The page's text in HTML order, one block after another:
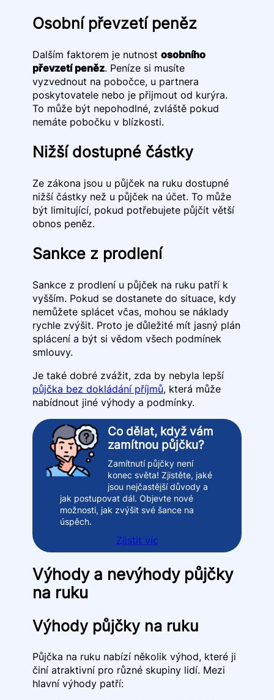
Osobní převzetí peněz
Dalším faktorem je nutnost osobního
převzetí peněz. Peníze si musíte
vyzvednout na pobočce, u partnera
poskytovatele nebo je přijmout od kurýra.
To může být nepohodlné, zvláště pokud
nemáte pobočku v blízkosti.
Nižší dostupné částky
Ze zákona jsou u půjček na ruku dostupné
nižší částky než u půjček na účet. To může
být limitující, pokud potřebujete půjčit větší
obnos peněz.
Sankce z prodlení
Sankce z prodlení u půjček na ruku patří k
vyšším. Pokud se dostanete do situace, kdy
nemůžete splácet včas, mohou se náklady
rychle zvýšit. Proto je důležité mít jasný plán
splácení a být si vědom všech podmínek
smlouvy.
Je také dobré zvážit, zda by nebyla lepší
půjčka bez dokládání příjmů, která může
nabídnout jiné výhody a podmínky.
Co dělat, když vám
zamítnou půjčku?
Zamítnutí půjčky není
konec světa! Zjistěte, jaké
jsou nejčastější důvody a
jak postupovat dál. Objevte nové
možnosti, jak zvýšit své šance na
úspěch.
Zjistit víc
Výhody a nevýhody půjčky
na ruku
Výhody půjčky na ruku
Půjčka na ruku nabízí několik výhod, které ji
činí atraktivní pro různé skupiny lidí. Mezi
hlavní výhody patří: